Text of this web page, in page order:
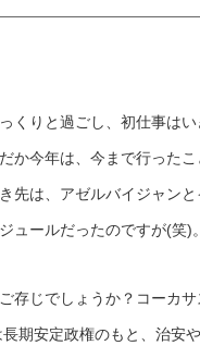
りと過ごし、初仕事は
か今年は、今まで行った
先は、アゼルバイジャン
ュールだったのですが(笑)。
存じでしょうか？コーカ
期安定政権のもと、治安